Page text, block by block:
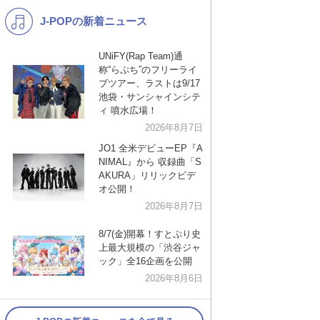
K-POP 演歌・歌謡
洋楽
VTuber ディズニー
J-POPの新着ニュース
UNiFY(Rap Team)通
称“らぷち”のフリーライ
ブツアー、ラストは9/17
池袋・サンシャインシテ
ィ 噴水広場！
2026年8月7日
JO1 全米デビューEP『A
NIMAL』から 収録曲「S
AKURA」リリックビデ
オ公開！
2026年8月7日
8/7(金)開幕！すとぷり史
上最大規模の「渋谷ジャ
ック」全16企画を公開
2026年8月6日